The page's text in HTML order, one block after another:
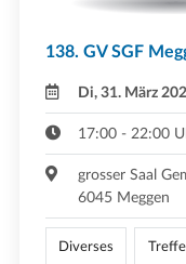
138. GV SGF
Di, 31. März
17:00 - 22:00
grosser Saal
6045 Meggen
Diverses